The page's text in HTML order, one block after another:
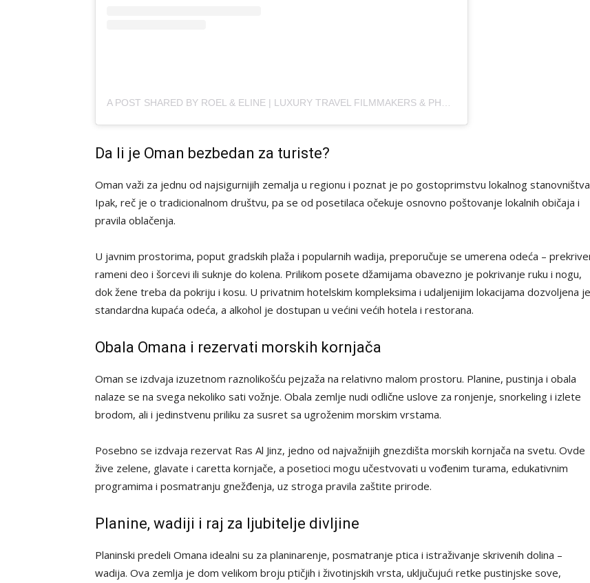
A POST SHARED BY ROEL & ELINE | LUXURY TRAVEL FILMMAKERS & PHOTOGRAPHERS (@TRENDYTRAVELDUO)
Da li je Oman bezbedan za turiste?
Oman važi za jednu od najsigurnijih zemalja u regionu i poznat je po gostoprimstvu lokalnog
Ipak, reč je o tradicionalnom društvu, pa se od posetilaca očekuje osnovno poštovanje lokalnih običaja i
pravila oblačenja.
U javnim prostorima, poput gradskih plaža i popularnih wadija, preporučuje se umerena odeća –
rameni deo i šorcevi ili suknje do kolena. Prilikom posete džamijama obavezno je pokrivanje ruku i nogu,
dok žene treba da pokriju i kosu. U privatnim hotelskim kompleksima i udaljenijim lokacijama dozvoljena je
standardna kupaća odeća, a alkohol je dostupan u većini većih hotela i restorana.
Obala Omana i rezervati morskih kornjača
Oman se izdvaja izuzetnom raznolikošću pejzaža na relativno malom prostoru. Planine, pustinja i obala
nalaze se na svega nekoliko sati vožnje. Obala zemlje nudi odlične uslove za ronjenje, snorkeling i izlete
brodom, ali i jedinstvenu priliku za susret sa ugroženim morskim vrstama.
Posebno se izdvaja rezervat Ras Al Jinz, jedno od najvažnijih gnezdišta morskih kornjača na svetu. Ovde
žive zelene, glavate i caretta kornjače, a posetioci mogu učestvovati u vođenim turama, edukativnim
programima i posmatranju gnežđenja, uz stroga pravila zaštite prirode.
Planine, wadiji i raj za ljubitelje divljine
Planinski predeli Omana idealni su za planinarenje, posmatranje ptica i istraživanje skrivenih dolina –
wadija. Ova zemlja je dom velikom broju ptičjih i životinjskih vrsta, uključujući retke pustinjske sove,